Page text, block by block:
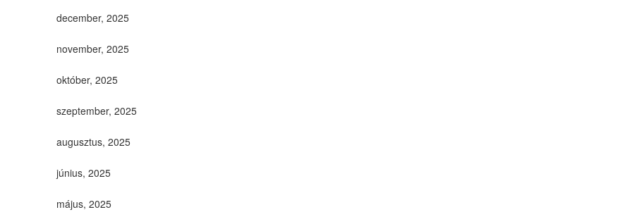
december, 2025
november, 2025
október, 2025
szeptember, 2025
augusztus, 2025
június, 2025
május, 2025